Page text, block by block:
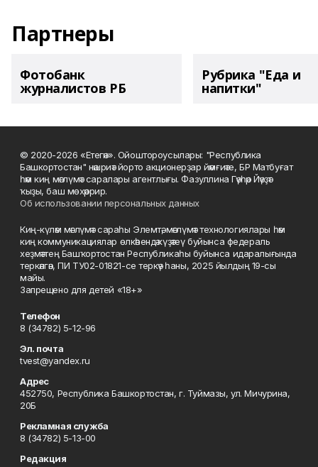
Партнеры
Фотобанк
журналистов РБ
Рубрика "Еда и
напитки"
© 2020-2026 «Етегән». Ойоштороусылары: "Республика
Башкортостан" нәшриәт йорто акционерҙар йәмғиәте, БР Матбуғат
һәм киң мәғлүмәт саралары агентлығы. Фазуллина Гәүһәр Йәүҙәт
ҡыҙы, баш мөхәррир.
Об использовании персональных данных
Киң-күләм мәғлүмәт сараһы Элемтә, мәғлүмәт технологиялары һәм
киң коммуникациялар өлкәһендә күҙәтеү буйынса федераль
хеҙмәттең Башҡортостан Республикаһы буйынса идаралығында
теркәлгән, ПИ ТУ02-01821-се теркәү һаны, 2025 йылдың 19-сы
майы.
Запрещено для детей «18+»
Телефон
8 (34782) 5-12-96
Эл. почта
tvest@yandex.ru
Адрес
452750, Республика Башкортостан, г. Туймазы, ул. Мичурина,
20Б
Рекламная служба
8 (34782) 5-13-00
Редакция